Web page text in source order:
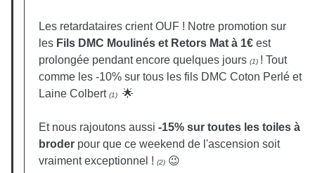
Les retardataires crient OUF ! Notre promotion sur
les Fils DMC Moulinés et Retors Mat à 1€ est
prolongée pendant encore quelques jours (1) ! Tout
comme les -10% sur tous les fils DMC Coton Perlé et
Laine Colbert (1) 🌟
Et nous rajoutons aussi -15% sur toutes les toiles à
broder pour que ce weekend de l'ascension soit
vraiment exceptionnel ! (2) 😉